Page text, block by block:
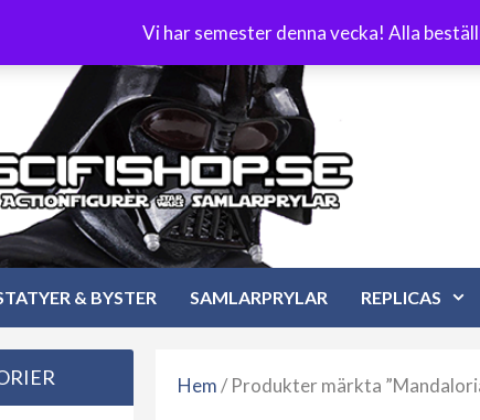
Vi har semester denna vecka! Alla
Öppet köp 30 dagar Frakt 89 kr
& BYSTER SAMLARPRYLAR REPLICAS
Hem/ Produkter märkta